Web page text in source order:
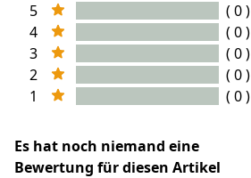
5
( 0 )
4
( 0 )
3
( 0 )
2
( 0 )
1
( 0 )
Es hat noch niemand eine
Bewertung für diesen Artikel